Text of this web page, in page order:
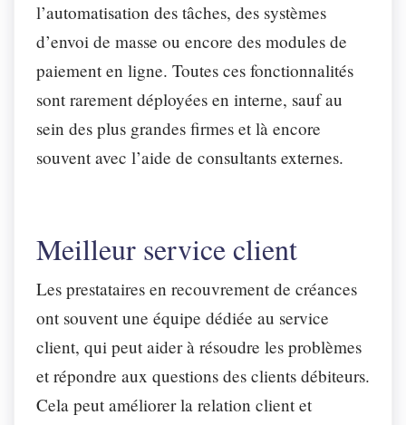
l’automatisation des tâches, des systèmes
d’envoi de masse ou encore des modules de
paiement en ligne. Toutes ces fonctionnalités
sont rarement déployées en interne, sauf au
sein des plus grandes firmes et là encore
souvent avec l’aide de consultants externes.
Meilleur service client
Les prestataires en recouvrement de créances
ont souvent une équipe dédiée au service
client, qui peut aider à résoudre les problèmes
et répondre aux questions des clients débiteurs.
Cela peut améliorer la relation client et